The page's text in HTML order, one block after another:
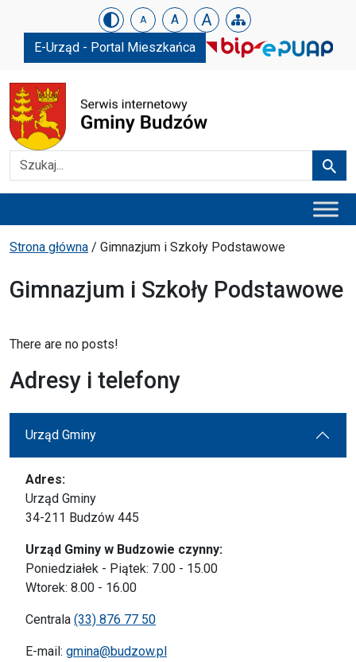
Urząd Gminy w Budzowie
Skip menu A A A
E-Urząd - Portal Mieszkańca
Szukaj
Ścieżka powrotu
Strona główna / Gimnazjum i Szkoły Podstawowe
Gimnazjum i Szkoły Podstawowe
There are no posts!
Adresy i telefony
Urząd Gminy
Adres:
Urząd Gminy
34-211 Budzów 445
Urząd Gminy w Budzowie czynny:
Poniedziałek - Piątek: 7.00 - 15.00
Wtorek: 8.00 - 16.00
Centrala (33) 876 77 50
E-mail: gmina@budzow.pl